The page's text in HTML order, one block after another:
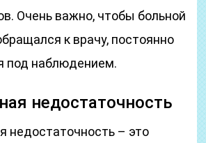
Очень важно, чтобы больной
к врачу, постоянно
под наблюдением.
недостаточность
недостаточность – это